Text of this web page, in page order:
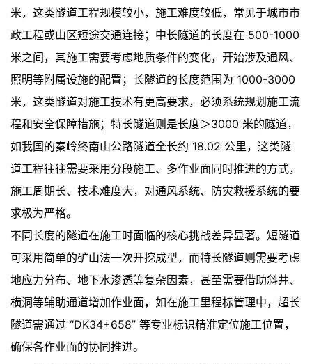
米，这类隧道工程规模较小，施工难度较低，常见于城市市
政工程或山区短途交通连接；中长隧道的长度在 500-1000
米之间，其施工需要考虑地质条件的变化，开始涉及通风、
照明等附属设施的配置；长隧道的长度范围为 1000-3000
米，这类隧道对施工技术有更高要求，必须系统规划施工流
程和安全保障措施；特长隧道则是长度＞3000 米的隧道，
如我国的秦岭终南山公路隧道全长约 18.02 公里，这类隧
道工程往往需要采用分段施工、多作业面同时推进的方式，
施工周期长、技术难度大，对通风系统、防灾救援系统的要
求极为严格。
不同长度的隧道在施工时面临的核心挑战差异显著。短隧道
可采用简单的矿山法一次开挖成型，而特长隧道则需要考虑
地应力分布、地下水渗透等复杂因素，甚至需要借助斜井、
横洞等辅助通道增加作业面，如在施工里程标管理中，超长
隧道需通过 “DK34+658” 等专业标识精准定位施工位置，
确保各作业面的协同推进。